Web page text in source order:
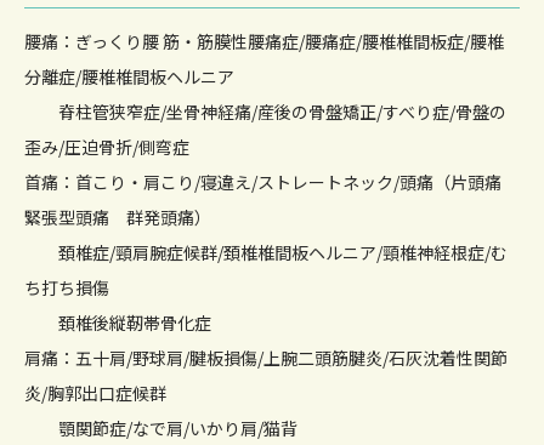
腰痛：ぎっくり腰 筋・筋膜性腰痛症/腰痛症/腰椎椎間板症/腰椎
分離症/腰椎椎間板ヘルニア
脊柱管狭窄症/坐骨神経痛/産後の骨盤矯正/すべり症/骨盤の
歪み/圧迫骨折/側弯症
首痛：首こり・肩こり/寝違え/ストレートネック/頭痛（片頭痛
緊張型頭痛 群発頭痛）
頚椎症/頸肩腕症候群/頚椎椎間板ヘルニア/頸椎神経根症/む
ち打ち損傷
頚椎後縦靭帯骨化症
肩痛：五十肩/野球肩/腱板損傷/上腕二頭筋腱炎/石灰沈着性関節
炎/胸郭出口症候群
顎関節症/なで肩/いかり肩/猫背